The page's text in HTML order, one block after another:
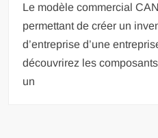
Le modèle commercial
permettant de créer un
d’entreprise d’une
découvrirez les
un